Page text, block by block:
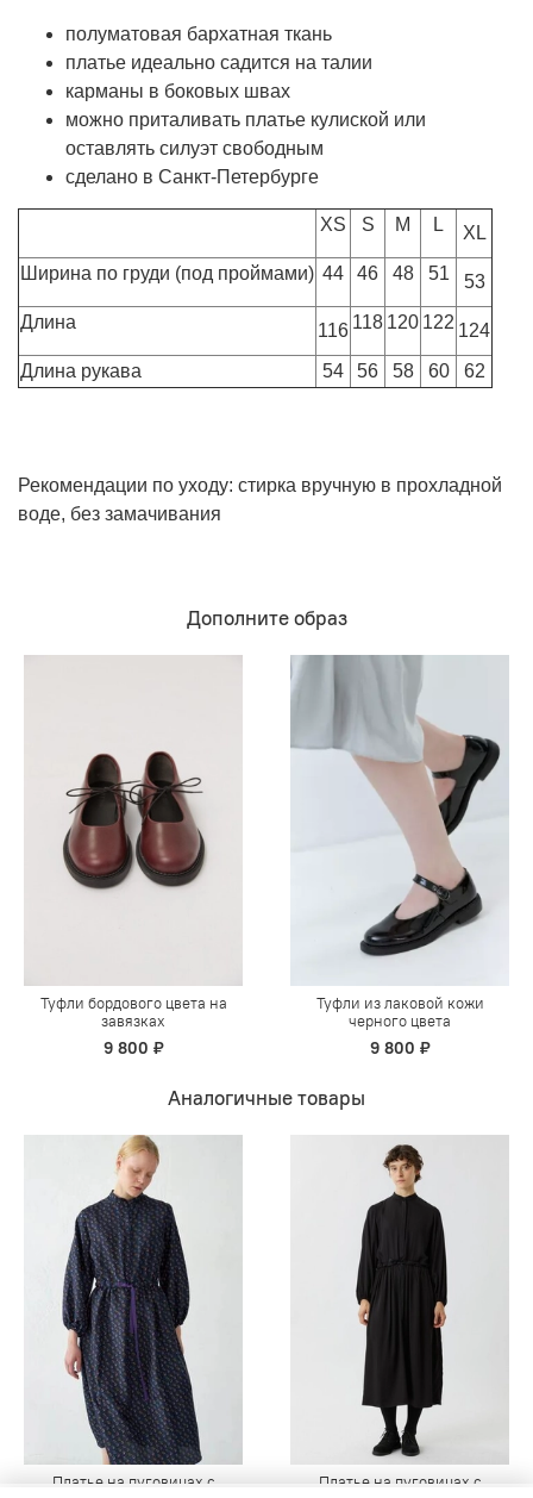
полуматовая бархатная ткань
платье идеально садится на талии
карманы в боковых швах
можно приталивать платье кулиской или
оставлять силуэт свободным
сделано в Санкт-Петербурге
XS S M L
XL
Ширина по груди (под проймами) 44 46 48 51
53
Длина
116 118 120 122 124
Длина рукава
54 56 58 60 62
Рекомендации по уходу: стирка вручную в прохладной
воде, без замачивания
Дополните образ
Туфли бордового цвета на
завязках
9 800 ₽
Туфли из лаковой кожи
черного цвета
9 800 ₽
Аналогичные товары
Платье на пуговицах с
Платье на пуговицах с